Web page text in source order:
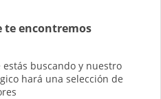
te encontremos
estás buscando y nuestro
hará una selección de